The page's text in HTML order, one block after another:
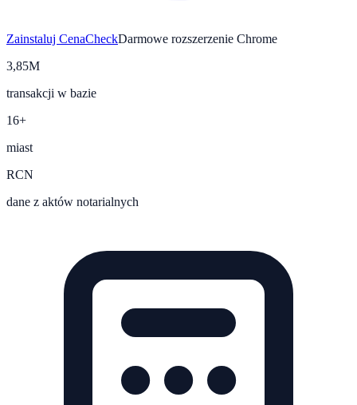
Zainstaluj CenaCheckDarmowe rozszerzenie Chrome
3,85M
transakcji w bazie
16+
miast
RCN
dane z aktów notarialnych